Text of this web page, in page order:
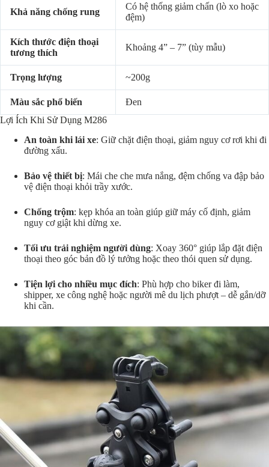
Khả năng chống rung
Có hệ thống giảm chấn (lò xo hoặc
đệm)
Kích thước điện thoại
tương thích
Khoảng 4” – 7” (tùy mẫu)
Trọng lượng ~200g
Màu sắc phổ biến
Đen
Lợi Ích Khi Sử Dụng M286
An toàn khi lái xe: Giữ chặt điện thoại, giảm nguy cơ rơi khi đi
đường xấu.
Bảo vệ thiết bị: Mái che che mưa nắng, đệm chống va đập bảo
vệ điện thoại khỏi trầy xước.
Chống trộm: kẹp khóa an toàn giúp giữ máy cố định, giảm
nguy cơ giật khi dừng xe.
Tối ưu trải nghiệm người dùng: Xoay 360° giúp lắp đặt điện
thoại theo góc bản đồ lý tưởng hoặc theo thói quen sử dụng.
Tiện lợi cho nhiều mục đích: Phù hợp cho biker đi làm,
shipper, xe công nghệ hoặc người mê du lịch phượt – dễ gắn/dỡ
khi cần.